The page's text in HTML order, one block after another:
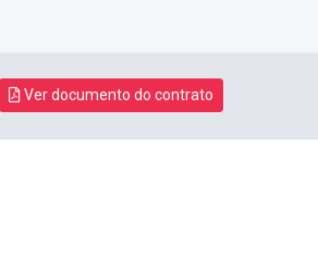
Ver documento do contrato